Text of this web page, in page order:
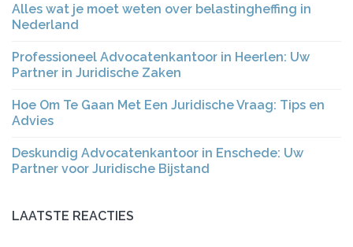
Alles wat je moet weten over belastingheffing in
Nederland
Professioneel Advocatenkantoor in Heerlen: Uw
Partner in Juridische Zaken
Hoe Om Te Gaan Met Een Juridische Vraag: Tips en
Advies
Deskundig Advocatenkantoor in Enschede: Uw
Partner voor Juridische Bijstand
LAATSTE REACTIES